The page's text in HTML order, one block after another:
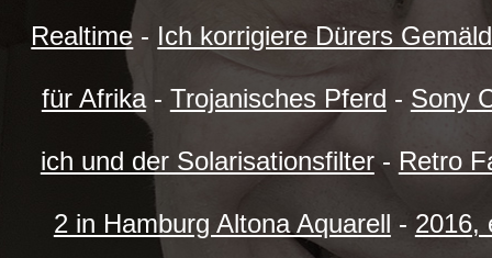
Realtime - Ich korrigiere Dürers
für Afrika- Trojanisches Pferd - Sony
ich und der Solarisationsfilter- Retro
2 in Hamburg Altona Aquarell - 2016,